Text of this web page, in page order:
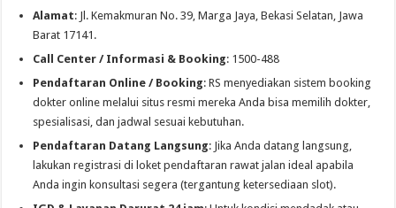
Alamat: Jl. Kemakmuran No. 39, Marga Jaya, Bekasi Selatan, Jawa
Barat 17141.
Call Center / Informasi & Booking: 1500-488
Pendaftaran Online / Booking: RS menyediakan sistem booking
dokter online melalui situs resmi mereka Anda bisa memilih dokter,
spesialisasi, dan jadwal sesuai kebutuhan.
Pendaftaran Datang Langsung: Jika Anda datang langsung,
lakukan registrasi di loket pendaftaran rawat jalan ideal apabila
Anda ingin konsultasi segera (tergantung ketersediaan slot).